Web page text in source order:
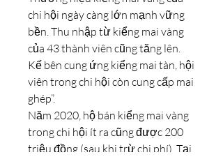
chi hội ngày càng lớn mạnh vững
bền. Thu nhập từ kiểng mai vàng
của 43 thành viên cũng tăng lên.
Kế bên cung ứng kiểng mai tàn, hội
viên trong chi hội còn cung cấp mai
ghép”.
Năm 2020, hộ bán kiểng mai vàng
trong chi hội ít ra cũng được 200
triệu đồng (sau khi trừ chi phí). Tại